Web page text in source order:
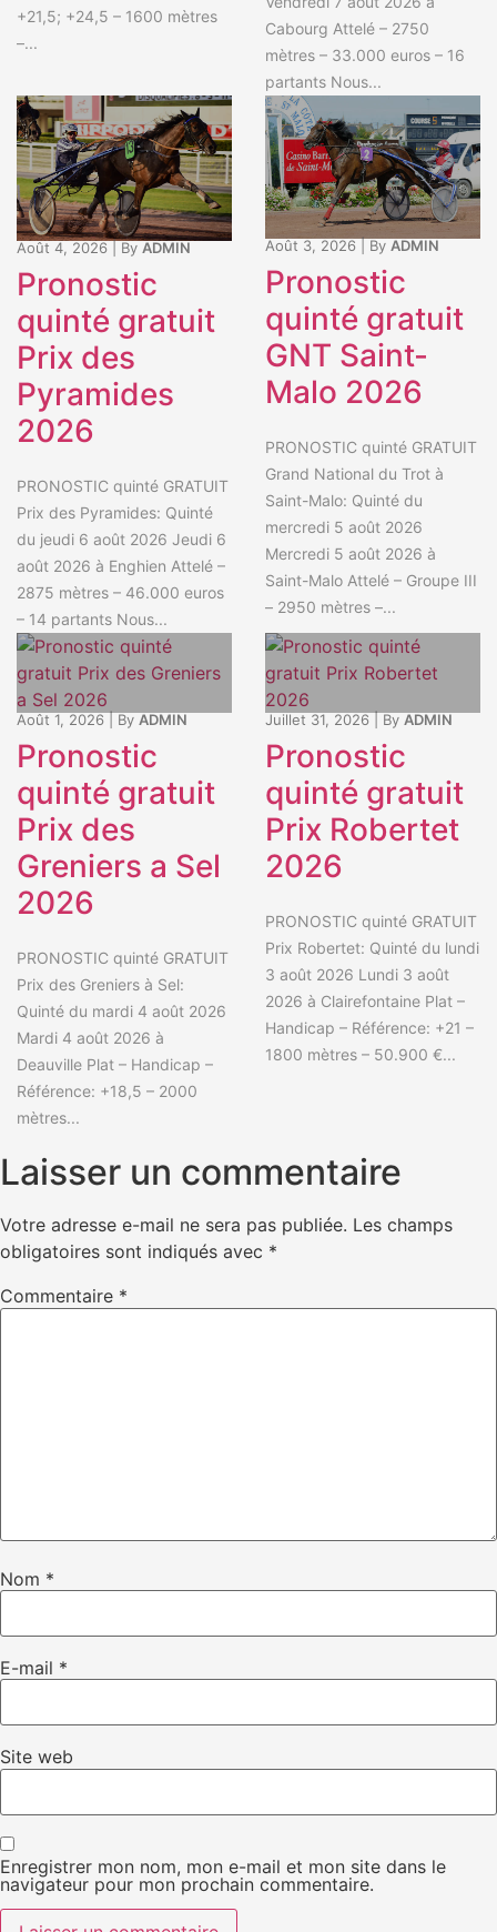
+21,5; +24,5 – 1600 mètres
–...
Cabourg Attelé – 2750
mètres – 33.000 euros – 16
partants Nous...
Août 4, 2026 By ADMIN
Pronostic
quinté gratuit
Prix des
Pyramides
2026
PRONOSTIC quinté GRATUIT
Prix des Pyramides: Quinté
du jeudi 6 août 2026 Jeudi 6
août 2026 à Enghien Attelé –
2875 mètres – 46.000 euros
– 14 partants Nous...
Août 3, 2026 By ADMIN
Pronostic
quinté gratuit
GNT Saint-
Malo 2026
PRONOSTIC quinté GRATUIT
Grand National du Trot à
Saint-Malo: Quinté du
mercredi 5 août 2026
Mercredi 5 août 2026 à
Saint-Malo Attelé – Groupe III
– 2950 mètres –...
Août 1, 2026 By ADMIN
Pronostic
quinté gratuit
Prix des
Greniers a Sel
2026
PRONOSTIC quinté GRATUIT
Prix des Greniers à Sel:
Quinté du mardi 4 août 2026
Mardi 4 août 2026 à
Deauville Plat – Handicap –
Référence: +18,5 – 2000
mètres...
Juillet 31, 2026 By ADMIN
Pronostic
quinté gratuit
Prix Robertet
2026
PRONOSTIC quinté GRATUIT
Prix Robertet: Quinté du lundi
3 août 2026 Lundi 3 août
2026 à Clairefontaine Plat –
Handicap – Référence: +21 –
1800 mètres – 50.900 €...
Laisser un commentaire
Votre adresse e-mail ne sera pas publiée. Les champs
obligatoires sont indiqués avec *
Commentaire *
Nom *
E-mail *
Site web
Enregistrer mon nom, mon e-mail et mon site dans le
navigateur pour mon prochain commentaire.